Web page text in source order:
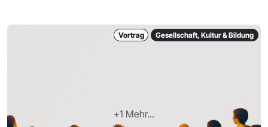
+1 Mehr...
Vortrag Gesellschaft, Kultur & Bildung